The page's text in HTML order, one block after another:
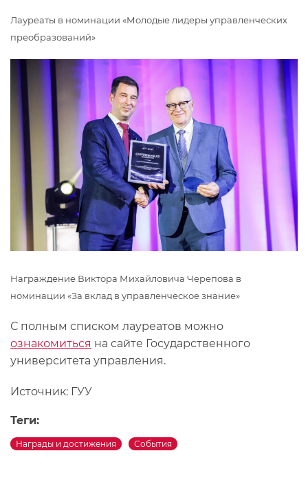
Лауреаты в номинации «Молодые лидеры управленческих
преобразований»
Награждение Виктора Михайловича Черепова в
номинации «За вклад в управленческое знание»
С полным списком лауреатов можно
ознакомиться на сайте Государственного
университета управления.
Источник: ГУУ
Теги:
Награды и достижения События